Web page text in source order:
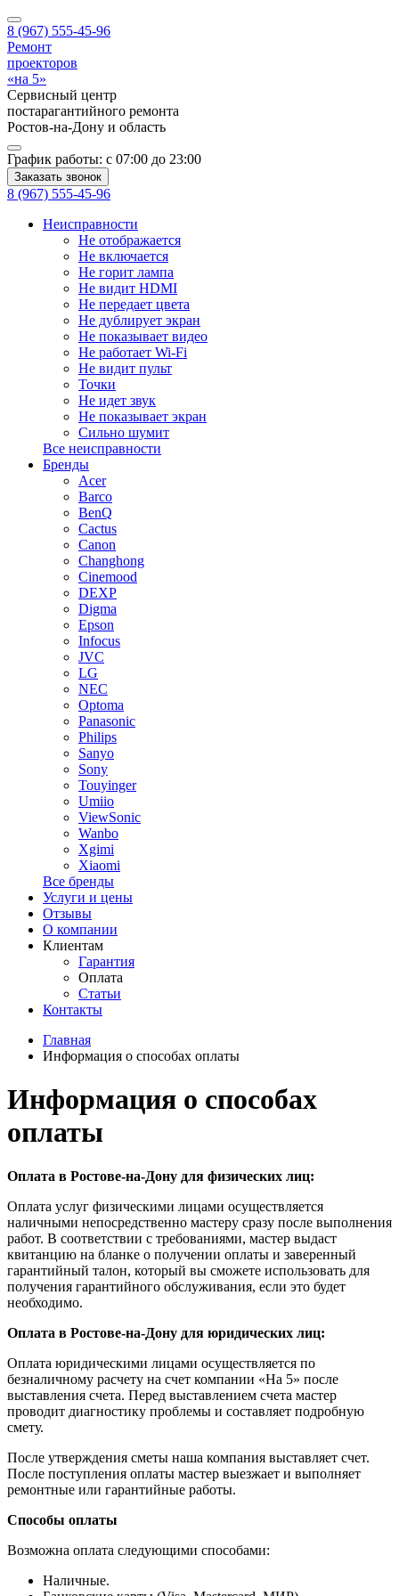
8 (967) 555-45-96
Ремонт
проекторов
«на 5»
Сервисный центр
постарагантийного ремонта
Ростов-на-Дону и область
График работы: с 07:00 до 23:00
Заказать звонок
8 (967) 555-45-96
Неисправности
Не отображается
Не включается
Не горит лампа
Не видит HDMI
Не передает цвета
Не дублирует экран
Не показывает видео
Не работает Wi-Fi
Не видит пульт
Точки
Не идет звук
Не показывает экран
Сильно шумит
Все неисправности
Бренды
Acer
Barco
BenQ
Cactus
Canon
Changhong
Cinemood
DEXP
Digma
Epson
Infocus
JVC
LG
NEC
Optoma
Panasonic
Philips
Sanyo
Sony
Touyinger
Umiio
ViewSonic
Wanbo
Xgimi
Xiaomi
Все бренды
Услуги и цены
Отзывы
О компании
Клиентам
Гарантия
Оплата
Статьи
Контакты
Главная
Информация о способах оплаты
Информация о способах
оплаты
Оплата в Ростове-на-Дону для физических лиц:
Оплата услуг физическими лицами осуществляется
наличными непосредственно мастеру сразу после выполнения
работ. В соответствии с требованиями, мастер выдаст
квитанцию на бланке о получении оплаты и заверенный
гарантийный талон, который вы сможете использовать для
получения гарантийного обслуживания, если это будет
необходимо.
Оплата в Ростове-на-Дону для юридических лиц:
Оплата юридическими лицами осуществляется по
безналичному расчету на счет компании «На 5» после
выставления счета. Перед выставлением счета мастер
проводит диагностику проблемы и составляет подробную
смету.
После утверждения сметы наша компания выставляет счет.
После поступления оплаты мастер выезжает и выполняет
ремонтные или гарантийные работы.
Способы оплаты
Возможна оплата следующими способами:
Наличные.